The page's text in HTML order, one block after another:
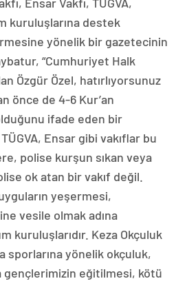
kuruluşlarına destek
yönelik bir gazetecinin
“Cumhuriyet Halk
Özgür Özel, hatırlıyorsunuz
önce de 4-6 Kur’an
ifade eden bir
Ensar gibi vakıflar bu
polise kurşun sıkan veya
ok atan bir vakıf değil.
yeşermesi,
vesile olmak adına
kuruluşlarıdır. Keza Okçuluk
sporlarına yönelik okçuluk,
eğitilmesi, kötü